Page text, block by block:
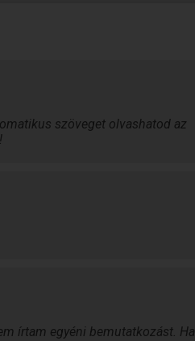
szöveget olvashatod az
írtam egyéni bemutatkozást. Ha